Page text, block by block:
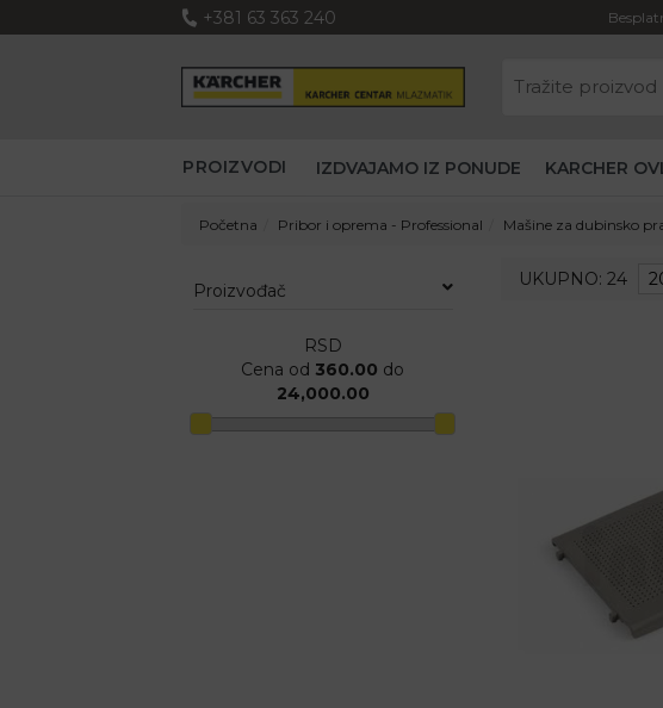
+381 63 363 240
PROIZVODI IZDVAJAMO IZ PONUDE KARCHER
Početna Pribor i oprema - Professional Mašine za dubinsko
Proizvođač
RSD
Cena od 360.00 do
24,000.00
UKUPNO: 24